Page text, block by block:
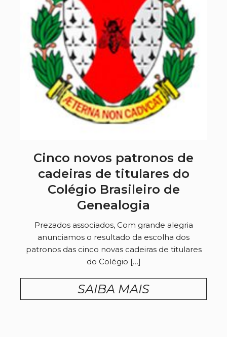
Cinco novos patronos de
cadeiras de titulares do
Colégio Brasileiro de
Genealogia
Prezados associados, Com grande alegria
anunciamos o resultado da escolha dos
patronos das cinco novas cadeiras de titulares
do Colégio […]
SAIBA MAIS